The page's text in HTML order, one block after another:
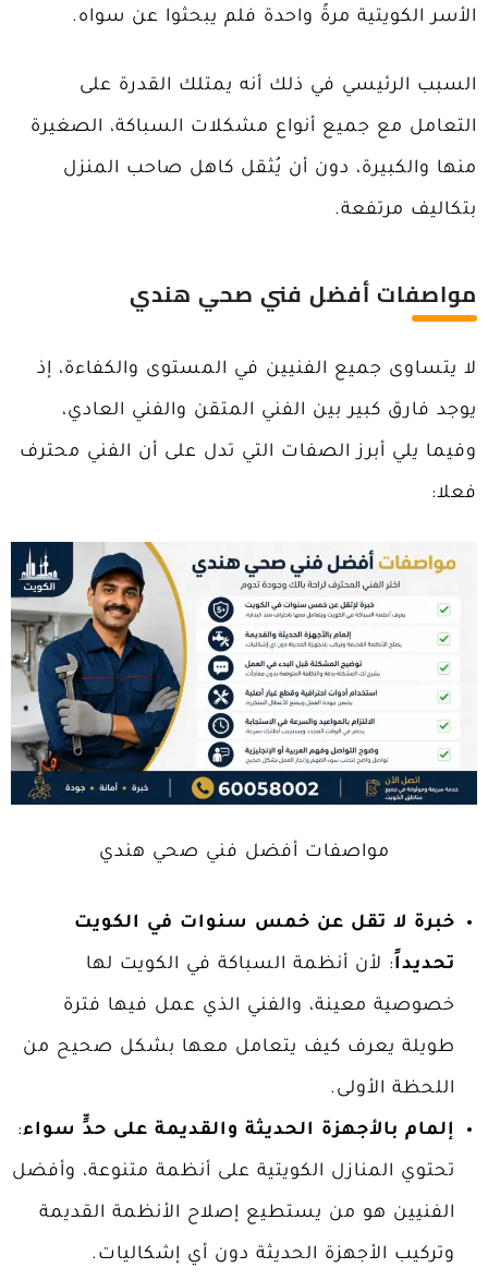
الأسر الكويتية مرةً واحدة فلم يبحثوا عن سواه.
السبب الرئيسي في ذلك أنه يمتلك القدرة على
التعامل مع جميع أنواع مشكلات السباكة، الصغيرة
منها والكبيرة، دون أن يُثقل كاهل صاحب المنزل
بتكاليف مرتفعة.
مواصفات أفضل فني صحي هندي
لا يتساوى جميع الفنيين في المستوى والكفاءة، إذ
يوجد فارق كبير بين الفني المتقن والفني العادي،
وفيما يلي أبرز الصفات التي تدل على أن الفني محترف
فعلا:
مواصفات أفضل فني صحي هندي
خبرة لا تقل عن خمس سنوات في الكويت
تحديداً: لأن أنظمة السباكة في الكويت لها
خصوصية معينة، والفني الذي عمل فيها فترة
طويلة يعرف كيف يتعامل معها بشكل صحيح من
اللحظة الأولى.
إلمام بالأجهزة الحديثة والقديمة على حدٍّ سواء:
تحتوي المنازل الكويتية على أنظمة متنوعة، وأفضل
الفنيين هو من يستطيع إصلاح الأنظمة القديمة
وتركيب الأجهزة الحديثة دون أي إشكاليات.